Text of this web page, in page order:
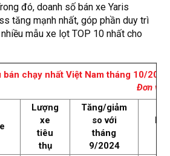
đó, doanh số bán xe Yaris
tăng mạnh nhất, góp phần duy trì
mẫu xe lọt TOP 10 nhất cho
chạy nhất Việt Nam tháng 10/2024
Đơn vị:
Lượng
xe
tiêu
thụ
Tăng/giảm
so với
tháng
9/2024
Lũy